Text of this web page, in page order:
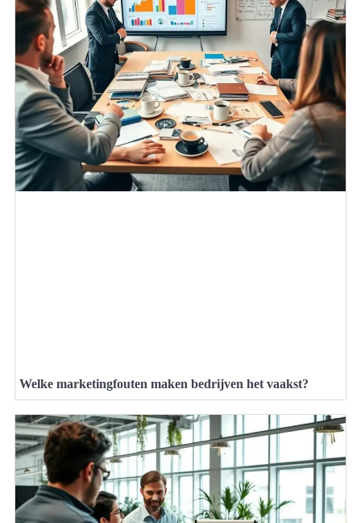
Welke marketingfouten maken bedrijven het vaakst?